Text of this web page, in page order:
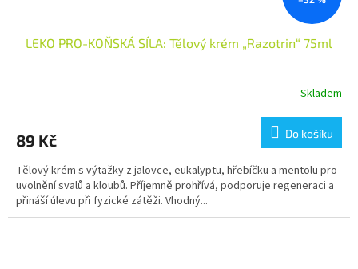
LEKO PRO-KOŇSKÁ SÍLA: Tělový krém „Razotrin“ 75ml
Skladem
89 Kč Do košíku
Tělový krém s výtažky z jalovce, eukalyptu, hřebíčku a mentolu pro
uvolnění svalů a kloubů. Příjemně prohřívá, podporuje regeneraci a
přináší úlevu při fyzické zátěži. Vhodný...